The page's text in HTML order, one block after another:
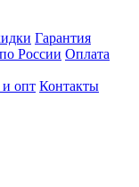
Гарантия
России Оплата
опт Контакты